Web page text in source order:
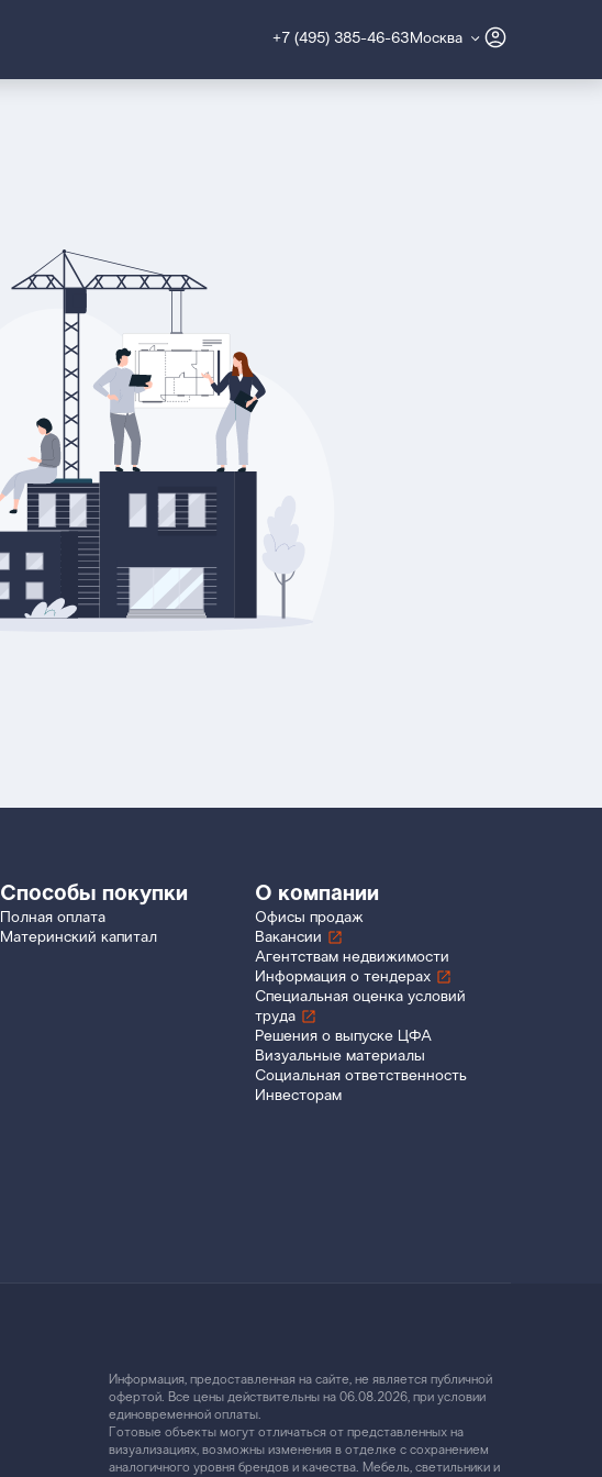
+7 (495) 385-46-63 Москва
Способы покупки
Полная оплата
Материнский капитал
О компании
Офисы продаж
Вакансии
Агентствам недвижимости
Информация о тендерах
Специальная оценка условий
труда
Решения о выпуске ЦФА
Визуальные материалы
Социальная ответственность
Инвесторам
Информация, предоставленная на сайте, не является публичной
офертой. Все цены действительны на 06.08.2026, при условии
единовременной оплаты.
Готовые объекты могут отличаться от представленных на
визуализациях, возможны изменения в отделке с сохранением
аналогичного уровня брендов и качества. Мебель, светильники и